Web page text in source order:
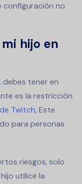
configuración no
hijo en
debes tener en
es la restricción
Twitch, Este
para personas
riesgos, solo
utilice la